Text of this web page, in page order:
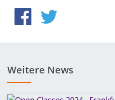
Weitere News